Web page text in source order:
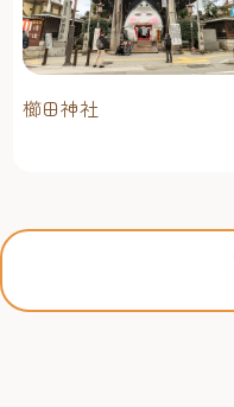
櫛田神社